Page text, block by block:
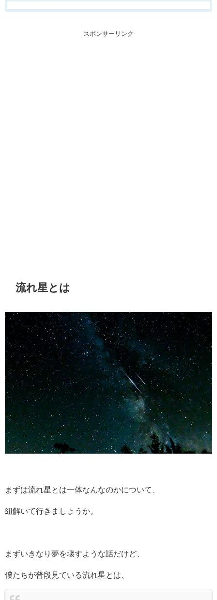
スポンサーリンク
流れ星とは
まずは流れ星とは一体なんなのかについて、
紐解いて行きましょうか。
まずいきなり夢を壊すような話だけど、
僕たちが普段見ている流れ星とは、